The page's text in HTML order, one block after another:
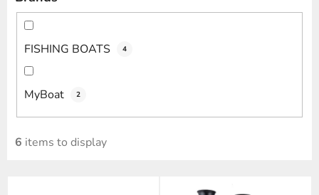
FISHING BOATS 4
MyBoat 2
6 items to display